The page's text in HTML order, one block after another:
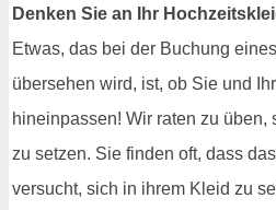
Denken Sie an Ihr
Etwas, das bei der Buchung eines
übersehen wird, ist, ob Sie und
hineinpassen! Wir raten zu üben,
zu setzen. Sie finden oft, dass
versucht, sich in ihrem Kleid zu